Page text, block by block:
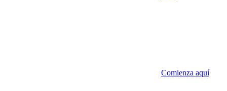
Comienza aquí